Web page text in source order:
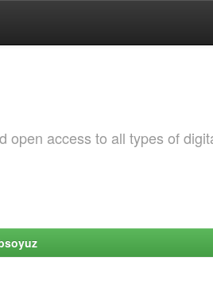
open access to all types of